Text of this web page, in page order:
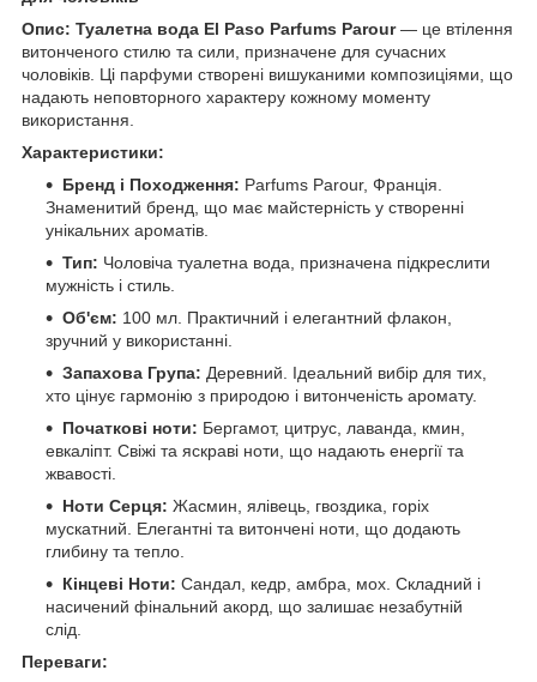
Опис: Туалетна вода El Paso Parfums Parour— це втілення
витонченого стилю та сили, призначене для сучасних
чоловіків. Ці парфуми створені вишуканими композиціями, що
надають неповторного характеру кожному моменту
використання.
Характеристики:
Бренд і Походження: Parfums Parour, Франція.
Знаменитий бренд, що має майстерність у створенні
унікальних ароматів.
Тип: Чоловіча туалетна вода, призначена підкреслити
мужність і стиль.
Об'єм: 100 мл. Практичний і елегантний флакон,
зручний у використанні.
Запахова Група: Деревний. Ідеальний вибір для тих,
хто цінує гармонію з природою і витонченість аромату.
Початкові ноти: Бергамот, цитрус, лаванда, кмин,
евкаліпт. Свіжі та яскраві ноти, що надають енергії та
жвавості.
Ноти Серця: Жасмин, ялівець, гвоздика, горіх
мускатний. Елегантні та витончені ноти, що додають
глибину та тепло.
Кінцеві Ноти: Сандал, кедр, амбра, мох. Складний і
насичений фінальний акорд, що залишає незабутній
слід.
Переваги: